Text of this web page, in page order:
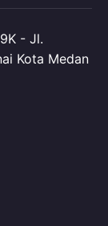
- Jl.
Kota Medan